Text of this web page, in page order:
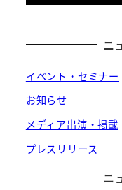
ニ
イベント・セミナー
お知らせ
メディア出演・掲載
プレスリリース
ニ